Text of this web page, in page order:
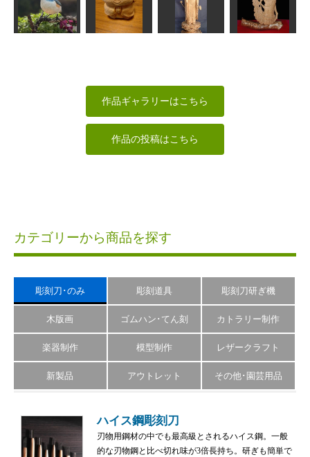
聖観音仏頭25
㎝
sigesama
イシダイ
MINI
七福神布袋様
しんちゃん
吉祥天像
みっちゃん
お地蔵様
像(東)
作品ギャラリーはこちら
作品の投稿はこちら
カテゴリーから商品を探す
彫刻刀･のみ 彫刻道具 彫刻刀研ぎ機
木版画 ゴムハン･てん刻 カトラリー制作
楽器制作 模型制作 レザークラフト
新製品 アウトレット その他･園芸用品
ハイス鋼彫刻刀
刃物用鋼材の中でも最高級とされるハイス鋼。一般
的な刃物鋼と比べ切れ味が3倍長持ち。研ぎも簡単で